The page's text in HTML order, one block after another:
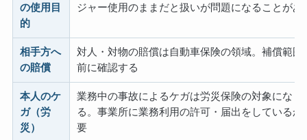
の使用目
的
ジャー使用のままだと扱いが問題になることがあ
相手方へ
の賠償
対人・対物の賠償は自動車保険の領域。補償範囲
前に確認する
本人のケ
ガ（労
災）
業務中の事故によるケガは労災保険の対象になり
る。事業所に業務利用の許可・届出をしているか
要